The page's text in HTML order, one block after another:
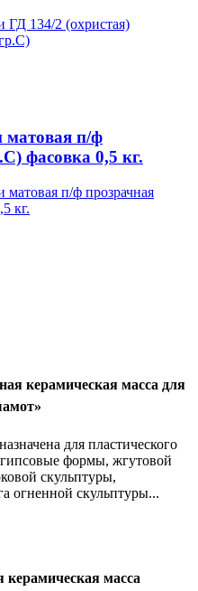
матовая п/ф
фасовка 0,5 кг.
керамическая масса для
для пластического
формы, жгутовой
скульптуры,
огненной скульптуры...
масса